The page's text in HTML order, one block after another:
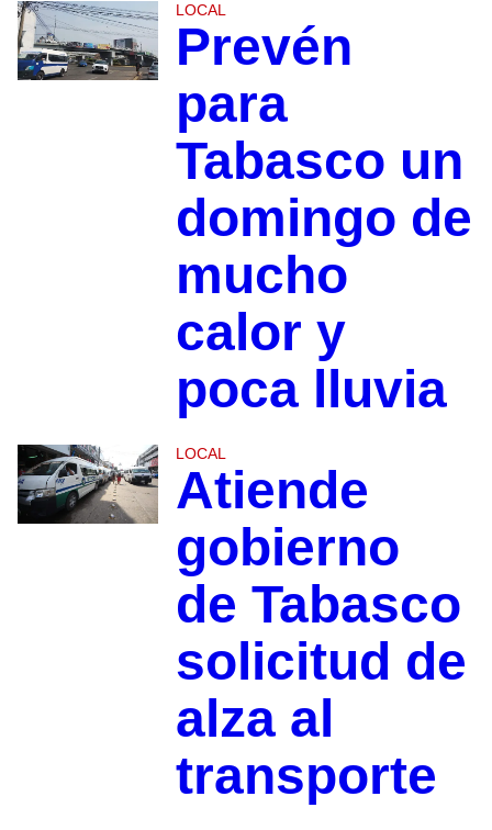
LOCAL
Prevén
para
Tabasco un
domingo de
mucho
calor y
poca lluvia
LOCAL
Atiende
gobierno
de Tabasco
solicitud de
alza al
transporte